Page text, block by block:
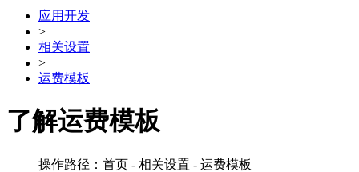
应用开发
>
相关设置
>
运费模板
了解运费模板
操作路径：首页 - 相关设置 - 运费模板